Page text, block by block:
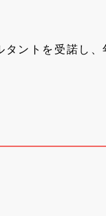
ントを受諾し、